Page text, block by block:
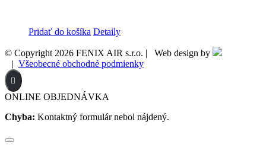
Pridať do košíka Detaily
© Copyright 2026 FENIX AIR s.r.o. | Web design by
| Všeobecné obchodné podmienky
ONLINE OBJEDNÁVKA
Chyba: Kontaktný formulár nebol nájdený.